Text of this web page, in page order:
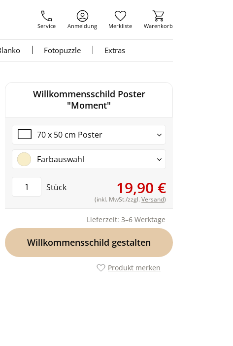
Service Anmeldung Merkliste Warenkorb
Fotopuzzle Extras
Willkommensschild Poster
"Moment"
70 x 50 cm Poster
Farbauswahl
Stück 19,90 €
(inkl. MwSt./zzgl. Versand)
Lieferzeit: 3–6 Werktage
Willkommensschild gestalten
Produkt merken